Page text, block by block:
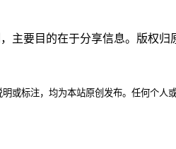
，主要目的在于分享信息。版权
或标注，均为本站原创发布。任何个